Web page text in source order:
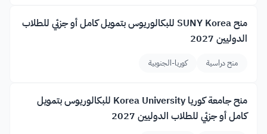
منح SUNY Korea للبكالوريوس بتمويل كامل أو جزئي للطلاب
الدوليين 2027
منح دراسية كوريا-الجنوبية
منح جامعة كوريا Korea University للبكالوريوس بتمويل
كامل أو جزئي للطلاب الدوليين 2027